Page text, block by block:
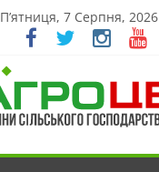
П’ятниця, 7 Серпня, 2026